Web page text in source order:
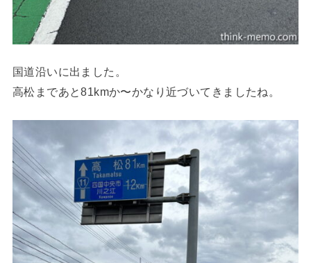
国道沿いに出ました。
高松まであと81kmか〜かなり近づいてきましたね。